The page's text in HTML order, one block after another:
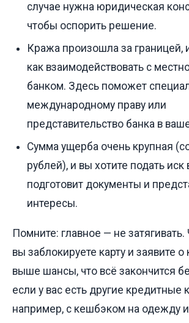
случае нужна юридическая
чтобы оспорить решение.
Кража произошла за границей,
как взаимодействовать с
банком. Здесь поможет
международному праву или
представительство банка в
Сумма ущерба очень крупная
рублей), и вы хотите подать
подготовит документы и
интересы.
Помните: главное — не
вы заблокируете карту и заявите
выше шансы, что всё закончится
если у вас есть другие кредитные
например, с кешбэком на одежду